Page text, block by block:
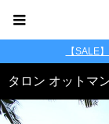
【SALE
タロン オットマ